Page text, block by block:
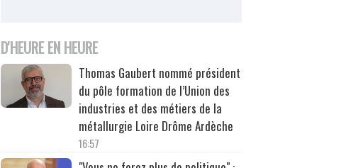
D'HEURE EN HEURE
Thomas Gaubert nommé président
du pôle formation de l’Union des
industries et des métiers de la
métallurgie Loire Drôme Ardèche
16:57